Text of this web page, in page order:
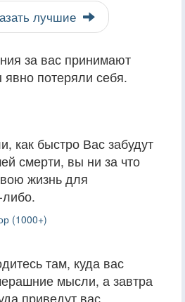
лучшие
за вас принимают
потеряли себя.
как быстро Вас забудут
смерти, вы ни за что
жизнь для
либо.
(1000+)
там, куда вас
мысли, а завтра
приведут вас